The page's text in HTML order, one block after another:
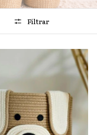
Filtrar